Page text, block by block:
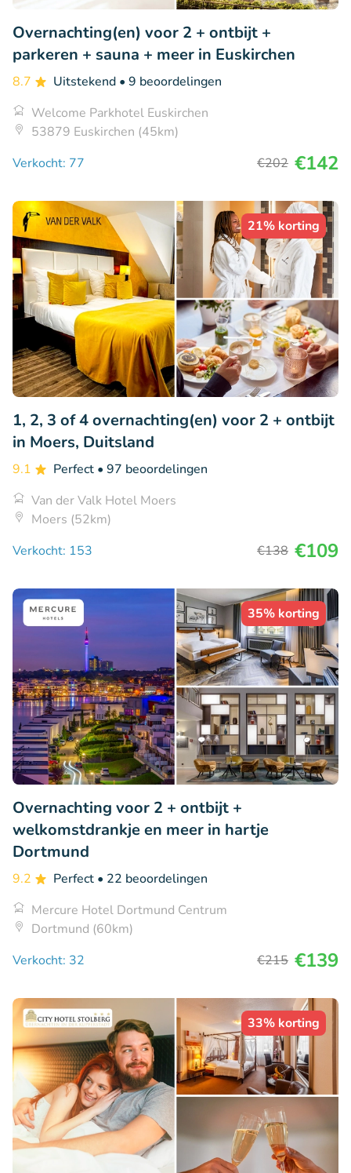
Overnachting(en) voor 2 + ontbijt +
parkeren + sauna + meer in Euskirchen
8.7 Uitstekend • 9 beoordelingen
Welcome Parkhotel Euskirchen
53879 Euskirchen (45km)
Verkocht: 77
€202 €142
21% korting
1, 2, 3 of 4 overnachting(en) voor 2 + ontbijt
in Moers, Duitsland
9.1 Perfect • 97 beoordelingen
Van der Valk Hotel Moers
Moers (52km)
Verkocht: 153
€138 €109
35% korting
Overnachting voor 2 + ontbijt +
welkomstdrankje en meer in hartje
Dortmund
9.2 Perfect • 22 beoordelingen
Mercure Hotel Dortmund Centrum
Dortmund (60km)
Verkocht: 32
€215 €139
33% korting